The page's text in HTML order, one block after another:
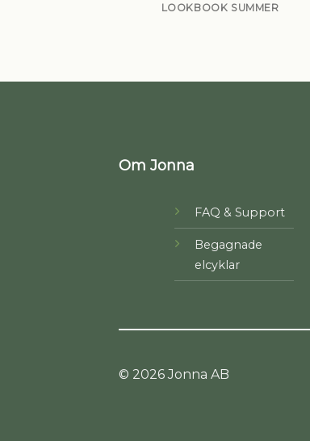
LOOKBOOK SUMMER
Om Jonna
FAQ & Support
Begagnade
elcyklar
© 2026 Jonna AB